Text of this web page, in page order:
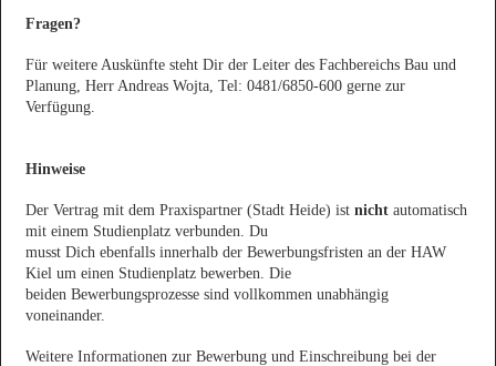
Fragen?
Für weitere Auskünfte steht Dir der Leiter des Fachbereichs Bau und
Planung, Herr Andreas Wojta, Tel: 0481/6850-600 gerne zur
Verfügung.
Hinweise
Der Vertrag mit dem Praxispartner (Stadt Heide) istnicht automatisch
mit einem Studienplatz verbunden. Du
musst Dich ebenfalls innerhalb der Bewerbungsfristen an der HAW
Kiel um einen Studienplatz bewerben. Die
beiden Bewerbungsprozesse sind vollkommen unabhängig
voneinander.
Weitere Informationen zur Bewerbung und Einschreibung bei der